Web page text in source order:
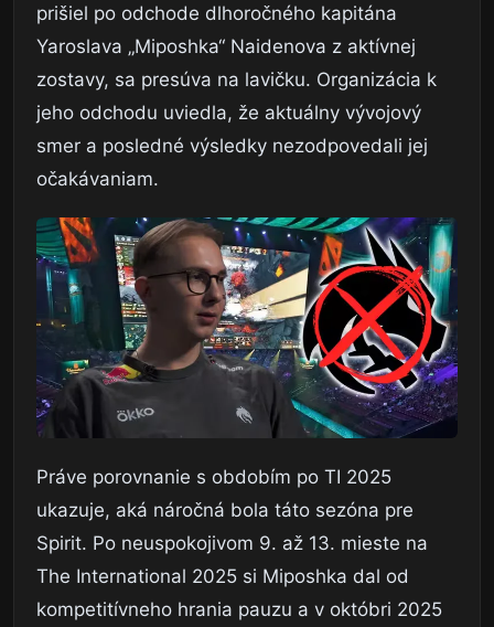
prišiel po odchode dlhoročného kapitána
Yaroslava „Miposhka“ Naidenova z aktívnej
zostavy, sa presúva na lavičku. Organizácia k
jeho odchodu uviedla, že aktuálny vývojový
smer a posledné výsledky nezodpovedali jej
očakávaniam.
Práve porovnanie s obdobím po TI 2025
ukazuje, aká náročná bola táto sezóna pre
Spirit. Po neuspokojivom 9. až 13. mieste na
The International 2025 si Miposhka dal od
kompetitívneho hrania pauzu a v októbri 2025